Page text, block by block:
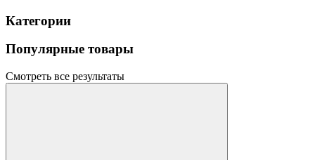
Категории
Популярные товары
Смотреть все результаты